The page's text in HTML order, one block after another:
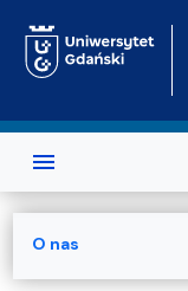
O nas